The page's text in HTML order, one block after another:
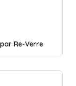
Re-Verre